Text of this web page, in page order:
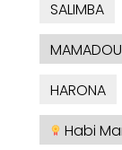
SALIMBA
HARONA
Habi